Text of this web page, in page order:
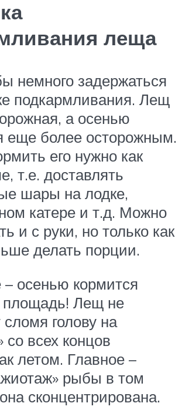
леща
немного задержаться
подкармливания. Лещ
а осенью
еще более осторожным.
его нужно как
т.е. доставлять
шары на лодке,
катере и т.д. Можно
и с руки, но только как
делать порции.
осенью кормится
площадь! Лещ не
голову на
со всех концов
летом. Главное –
рыбы в том
сконцентрирована.